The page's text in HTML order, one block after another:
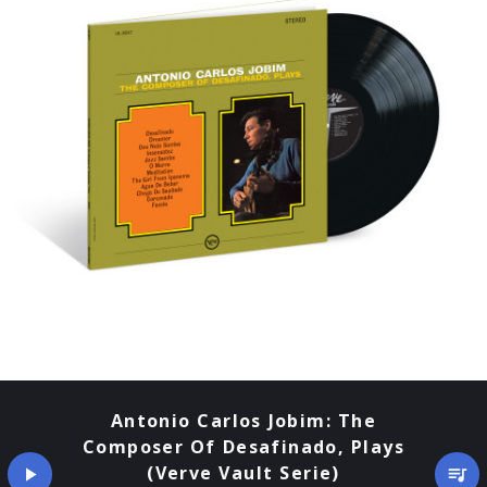
Antonio Carlos Jobim: The
Composer Of Desafinado, Plays
(Verve Vault Serie)